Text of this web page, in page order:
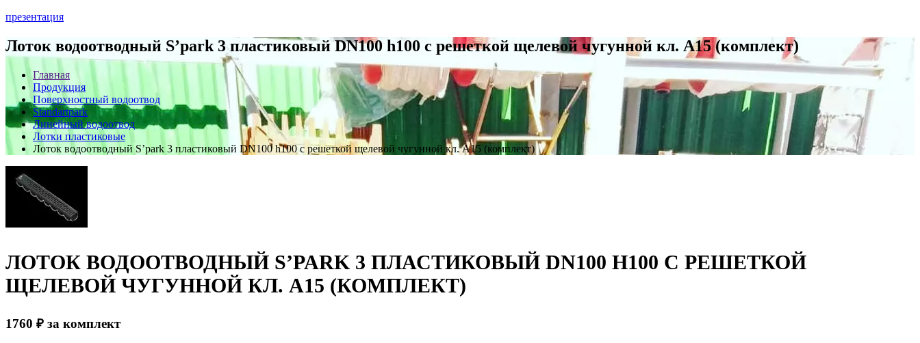
презентация
Лоток водоотводный S’park 3 пластиковый DN100 h100 с решеткой щелевой чугунной кл. А15 (комплект)
Главная
Продукция
Поверхностный водоотвод
Standartpark
Линейный водоотвод
Лотки пластиковые
Лоток водоотводный S’park 3 пластиковый DN100 h100 с решеткой щелевой чугунной кл. А15 (комплект)
ЛОТОК ВОДООТВОДНЫЙ S’PARK 3 ПЛАСТИКОВЫЙ DN100 H100 С РЕШЕТКОЙ
ЩЕЛЕВОЙ ЧУГУННОЙ КЛ. А15 (КОМПЛЕКТ)
1760 ₽ за комплект